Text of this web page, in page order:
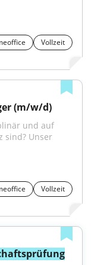
Vollzeit
(m/w/d)
und auf
sind? Unser
Vollzeit